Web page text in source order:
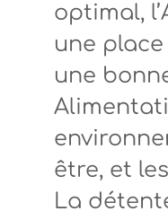
optimal,
une
une
être, et
La